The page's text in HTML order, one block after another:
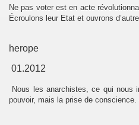
Ne pas voter est en acte
Écroulons leur Etat et ouvrons
herope
01.2012
Nous les anarchistes, ce qui nous
pouvoir, mais la prise de